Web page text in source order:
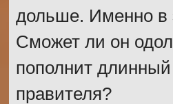
дольше. Именно в
Сможет ли он
пополнит длинный
правителя?